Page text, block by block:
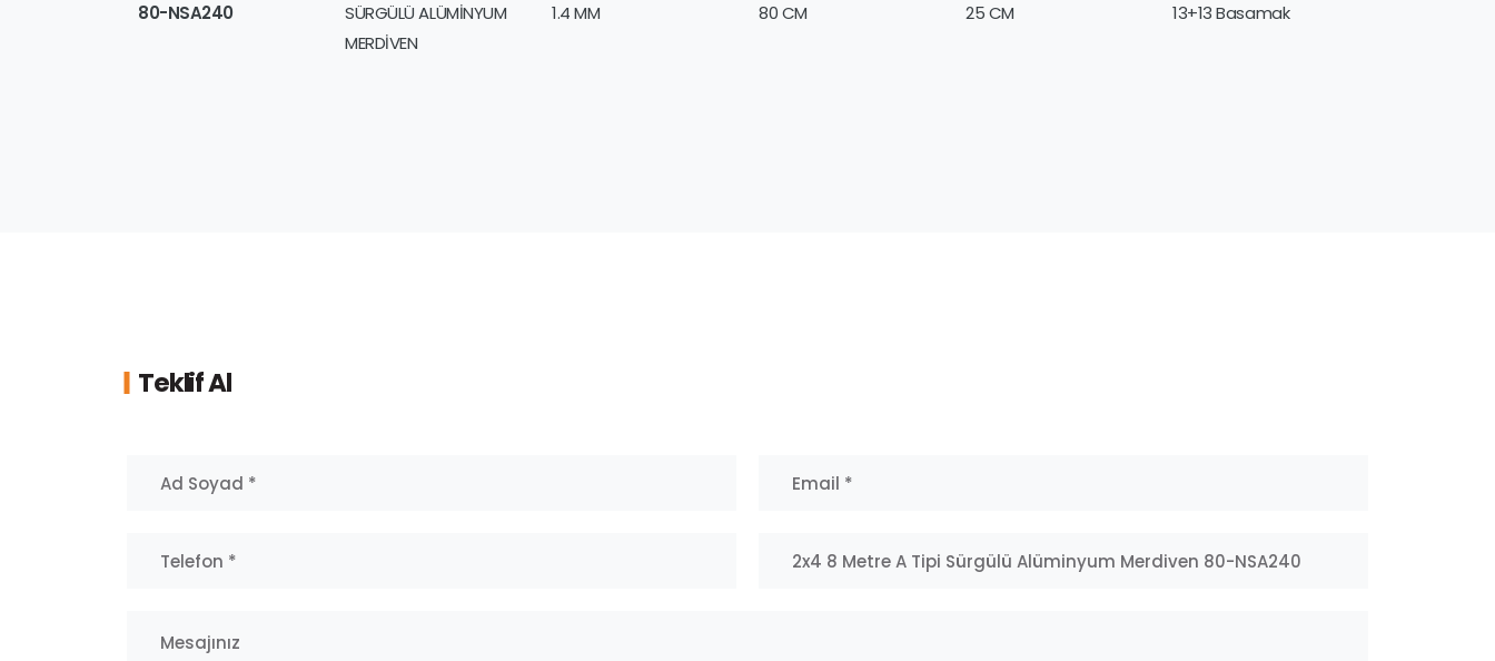
80-NSA240
SÜRGÜLÜ ALÜMİNYUM
MERDİVEN
1.4 MM 80 CM 25 CM 13+13 Basamak
Teklif Al